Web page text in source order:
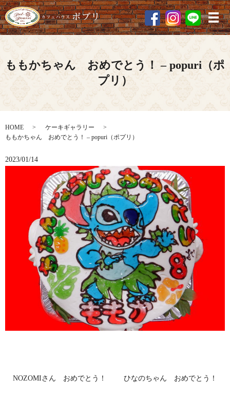
メ
ももかちゃん おめでとう！ – popuri（ポ
プリ）
HOME
ケーキギャラリー
ももかちゃん おめでとう！ – popuri（ポプリ）
2023/01/14
NOZOMIさん おめでとう！ ひなのちゃん おめでとう！